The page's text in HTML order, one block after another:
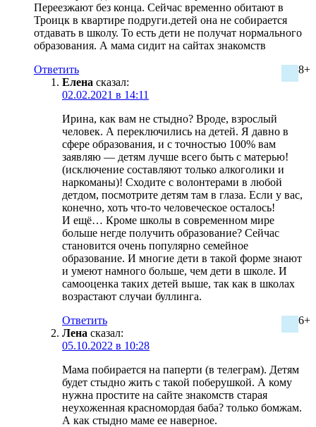
Переезжают без конца. Сейчас временно обитают в
Троицк в квартире подруги.детей она не собирается
отдавать в школу. То есть дети не получат нормального
образования. А мама сидит на сайтах знакомств
8+
Ответить
Елена сказал:
02.02.2021 в 14:11
Ирина, как вам не стыдно? Вроде, взрослый
человек. А переключились на детей. Я давно в
сфере образования, и с точностью 100% вам
заявляю — детям лучше всего быть с матерью!
(исключение составляют только алкоголики и
наркоманы)! Сходите с волонтерами в любой
детдом, посмотрите детям там в глаза. Если у вас,
конечно, хоть что-то человеческое осталось!
И ещё… Кроме школы в современном мире
больше негде получить образование? Сейчас
становится очень популярно семейное
образование. И многие дети в такой форме знают
и умеют намного больше, чем дети в школе. И
самооценка таких детей выше, так как в школах
возрастают случаи буллинга.
6+
Ответить
Лена сказал:
05.10.2022 в 10:28
Мама побирается на паперти (в телеграм). Детям
будет стыдно жить с такой поберушкой. А кому
нужна простите на сайте знакомств старая
неухоженная красномордая баба? только бомжам.
А как стыдно маме ее наверное.